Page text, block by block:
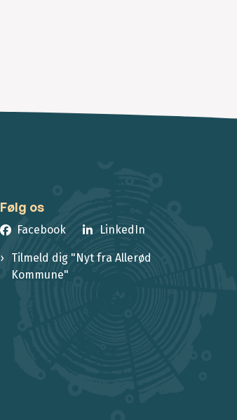
Følg os
Facebook LinkedIn
Tilmeld dig "Nyt fra Allerød
Kommune"